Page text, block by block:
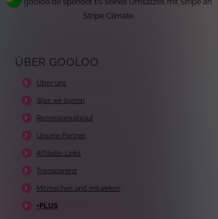
gooloo.de spendet 1% seines Umsatzes mit Stripe an
Stripe Climate.
ÜBER GOOLOO
Über uns
Was wir bieten
Rezensionsablauf
Unsere Partner
Affiliate-Links
Transparenz
Mitmachen und mitwirken
+PLUS